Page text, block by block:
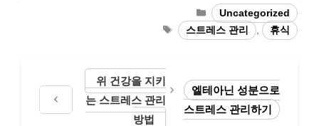
Categories
Uncategorized
Tags스트레스 관리 휴식
위 건강을 지키
는 스트레스 관리
방법
엘테아닌 성분으로
스트레스 관리하기